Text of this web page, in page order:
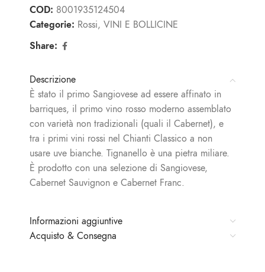
COD: 8001935124504
Categorie: Rossi, VINI E BOLLICINE
Share:
Descrizione
È stato il primo Sangiovese ad essere affinato in
barriques, il primo vino rosso moderno assemblato
con varietà non tradizionali (quali il Cabernet), e
tra i primi vini rossi nel Chianti Classico a non
usare uve bianche. Tignanello è una pietra miliare.
È prodotto con una selezione di Sangiovese,
Cabernet Sauvignon e Cabernet Franc.
Informazioni aggiuntive
Acquisto & Consegna